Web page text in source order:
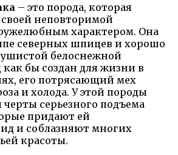
– это порода, которая
неповторимой
характером. Она
северных шпицев и хорошо
белоснежной
бы создан для жизни в
его потрясающий мех
и холода. У этой породы
серьезного подъема
придают ей
и соблазняют многих
красоты.